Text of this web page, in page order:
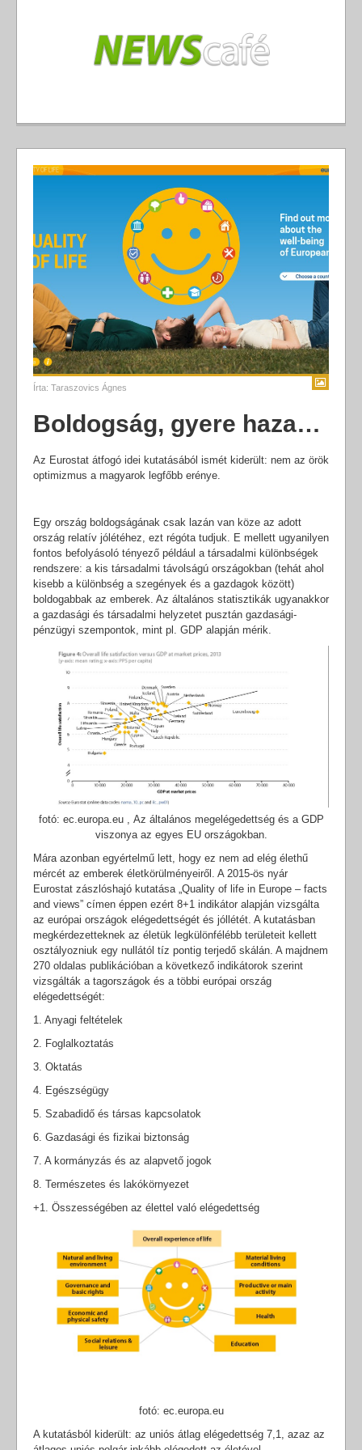
Írta: Taraszovics Ágnes
Boldogság, gyere haza…
Az Eurostat átfogó idei kutatásából ismét kiderült: nem az örök
optimizmus a magyarok legfőbb erénye.
Egy ország boldogságának csak lazán van köze az adott
ország relatív jólétéhez, ezt régóta tudjuk. E mellett ugyanilyen
fontos befolyásoló tényező például a társadalmi különbségek
rendszere: a kis társadalmi távolságú országokban (tehát ahol
kisebb a különbség a szegények és a gazdagok között)
boldogabbak az emberek. Az általános statisztikák ugyanakkor
a gazdasági és társadalmi helyzetet pusztán gazdasági-
pénzügyi szempontok, mint pl. GDP alapján mérik.
fotó: ec.europa.eu , Az általános megelégedettség és a GDP
viszonya az egyes EU országokban.
Mára azonban egyértelmű lett, hogy ez nem ad elég élethű
mércét az emberek életkörülményeiről. A 2015-ös nyár
Eurostat zászlóshajó kutatása „Quality of life in Europe – facts
and views” címen éppen ezért 8+1 indikátor alapján vizsgálta
az európai országok elégedettségét és jóllétét. A kutatásban
megkérdezetteknek az életük legkülönfélébb területeit kellett
osztályozniuk egy nullától tíz pontig terjedő skálán. A majdnem
270 oldalas publikációban a következő indikátorok szerint
vizsgálták a tagországok és a többi európai ország
elégedettségét:
1. Anyagi feltételek
2. Foglalkoztatás
3. Oktatás
4. Egészségügy
5. Szabadidő és társas kapcsolatok
6. Gazdasági és fizikai biztonság
7. A kormányzás és az alapvető jogok
8. Természetes és lakókörnyezet
+1. Összességében az élettel való elégedettség
fotó: ec.europa.eu
A kutatásból kiderült: az uniós átlag elégedettség 7,1, azaz az